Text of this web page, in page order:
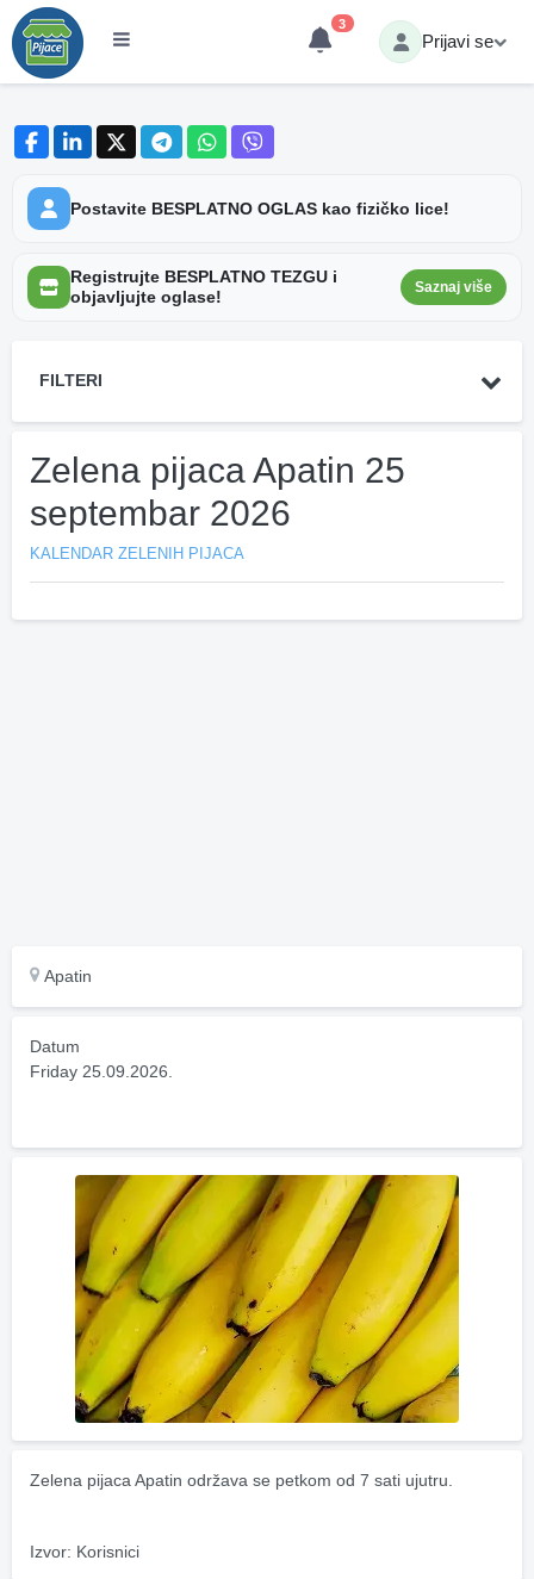
3
Prijavi se
Postavite BESPLATNO OGLAS kao fizičko lice!
Registrujte BESPLATNO TEZGU i
objavljujte oglase!
Saznaj više
FILTERI
Zelena pijaca Apatin 25
septembar 2026
KALENDAR ZELENIH PIJACA
Apatin
Datum
Friday 25.09.2026.
Zelena pijaca Apatin održava se petkom od 7 sati ujutru.
Izvor: Korisnici